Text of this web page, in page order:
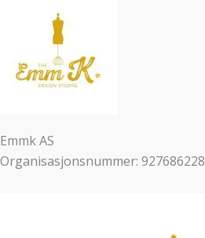
Emmk AS
Organisasjonsnummer: 927686228